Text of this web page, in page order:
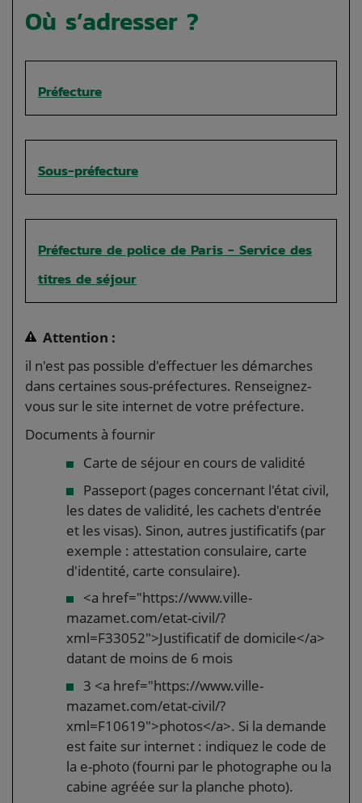
Où s’adresser ?
Préfecture
Sous-préfecture
Préfecture de police de Paris - Service des
titres de séjour
Attention :
il n'est pas possible d'effectuer les démarches
dans certaines sous-préfectures. Renseignez-
vous sur le site internet de votre préfecture.
Documents à fournir
Carte de séjour en cours de validité
Passeport (pages concernant l'état civil,
les dates de validité, les cachets d'entrée
et les visas). Sinon, autres justificatifs (par
exemple : attestation consulaire, carte
d'identité, carte consulaire).
<a href="https://www.ville-
mazamet.com/etat-civil/?
xml=F33052">Justificatif de domicile</a>
datant de moins de 6 mois
3 <a href="https://www.ville-
mazamet.com/etat-civil/?
xml=F10619">photos</a>. Si la demande
est faite sur internet : indiquez le code de
la e-photo (fourni par le photographe ou la
cabine agréée sur la planche photo).